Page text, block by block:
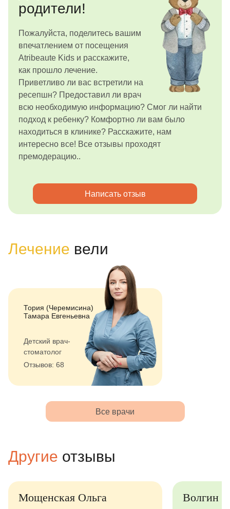
родители!
Пожалуйста, поделитесь вашим
впечатлением от посещения
Atribeaute Kids и расскажите,
как прошло лечение.
Приветливо ли вас встретили на
ресепшн? Предоставил ли врач
всю необходимую информацию? Смог ли найти
подход к ребенку? Комфортно ли вам было
находиться в клинике? Расскажите, нам
интересно все! Все отзывы проходят
премодерацию..
Написать отзыв
Лечение вели
Тория (Черемисина)
Тамара Евгеньевна
Детский врач-
стоматолог
Отзывов: 68
Все врачи
Другие отзывы
Мощенская Ольга Волгин